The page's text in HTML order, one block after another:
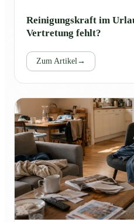
Reinigungskraft im
Vertretung fehlt?
Zum Artikel →